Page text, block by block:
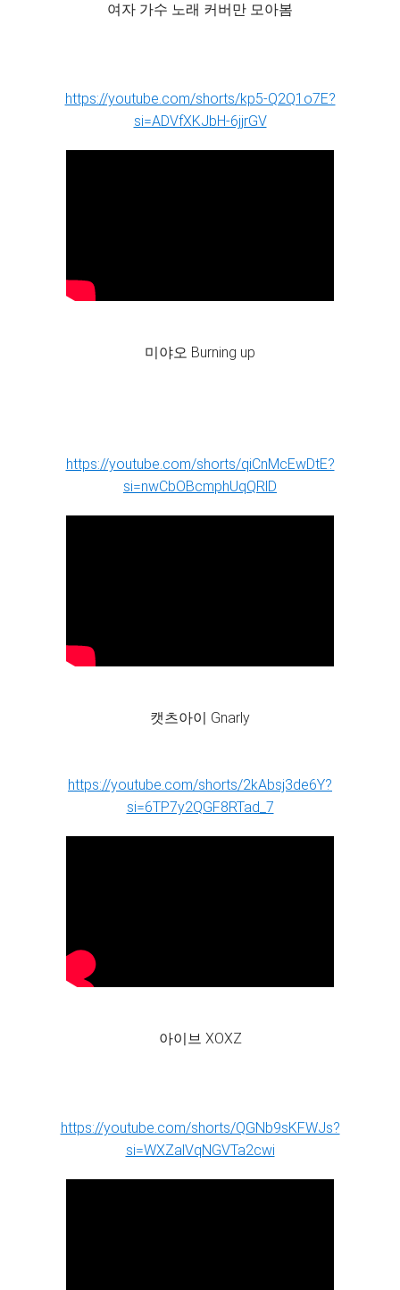
여자 가수 노래 커버만 모아봄
https://youtube.com/shorts/kp5-Q2Q1o7E?
si=ADVfXKJbH-6jjrGV
미야오 Burning up
https://youtube.com/shorts/qiCnMcEwDtE?
si=nwCbOBcmphUqQRlD
캣츠아이 Gnarly
https://youtube.com/shorts/2kAbsj3de6Y?
si=6TP7y2QGF8RTad_7
아이브 XOXZ
https://youtube.com/shorts/QGNb9sKFWJs?
si=WXZalVqNGVTa2cwi